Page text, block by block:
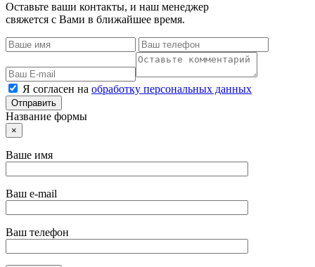
Оставьте ваши контакты, и наш менеджер
свяжется с Вами в ближайшее время.
Я согласен на обработку персональных данных
Название формы
×
Ваше имя
Ваш e-mail
Ваш телефон